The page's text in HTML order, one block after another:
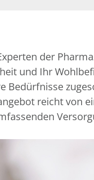
der
und Ihr
Bedürfnisse
reicht von